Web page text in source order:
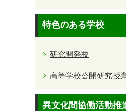
特色のある学校
研究開発校
高等学校公開研究授
異文化間協働活動推